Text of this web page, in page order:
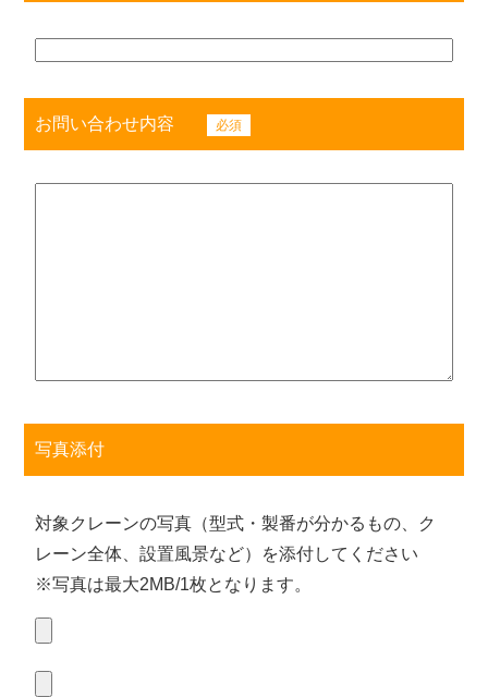
お問い合わせ内容 必須
写真添付
対象クレーンの写真（型式・製番が分かるもの、ク
レーン全体、設置風景など）を添付してください
※写真は最大2MB/1枚となります。